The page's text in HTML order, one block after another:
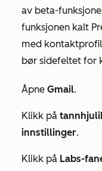
av beta-
funksjonen kalt
med
bør sidefeltet for
Åpne Gmail.
Klikk på
innstillinger.
Klikk på Labs-